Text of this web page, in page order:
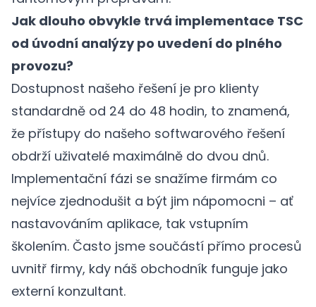
Jak dlouho obvykle trvá implementace TSC
od úvodní analýzy po uvedení do plného
provozu?
Dostupnost našeho řešení je pro klienty
standardně od 24 do 48 hodin, to znamená,
že přístupy do našeho softwarového řešení
obdrží uživatelé maximálně do dvou dnů.
Implementační fázi se snažíme firmám co
nejvíce zjednodušit a být jim nápomocni – ať
nastavováním aplikace, tak vstupním
školením. Často jsme součástí přímo procesů
uvnitř firmy, kdy náš obchodník funguje jako
externí konzultant.